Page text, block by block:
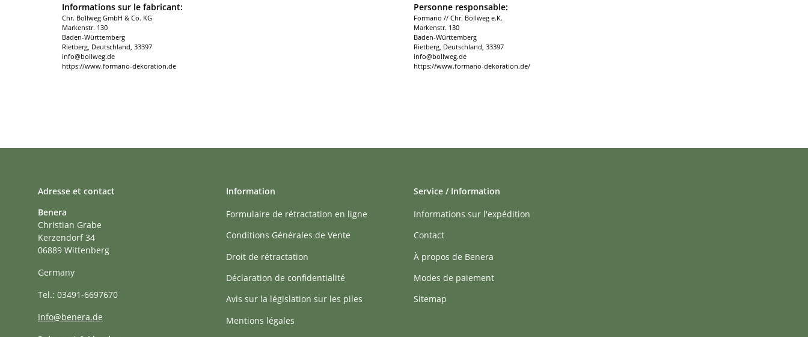
Informations sur le fabricant:
Chr. Bollweg GmbH & Co. KG
Markenstr. 130
Baden-Württemberg
Rietberg, Deutschland, 33397
info@bollweg.de
https://www.formano-dekoration.de
Personne responsable:
Formano // Chr. Bollweg e.K.
Markenstr. 130
Baden-Württemberg
Rietberg, Deutschland, 33397
info@bollweg.de
https://www.formano-dekoration.de/
Adresse et contact
Benera
Christian Grabe
Kerzendorf 34
06889 Wittenberg
Germany
Tel.: 03491-6697670
Info@benera.de
Information
Formulaire de rétractation en ligne
Conditions Générales de Vente
Droit de rétractation
Déclaration de confidentialité
Avis sur la législation sur les piles
Mentions légales
Service / Information
Informations sur l'expédition
Contact
À propos de Benera
Modes de paiement
Sitemap